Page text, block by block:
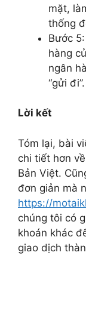
mặt,
thống
Bước
hàng
ngân
“gửi đi”.
Lời kết
Tóm lại, bài
chi tiết hơn
Bản Việt.
đơn giản mà
https://
chúng tôi có
khoán khác
giao dịch